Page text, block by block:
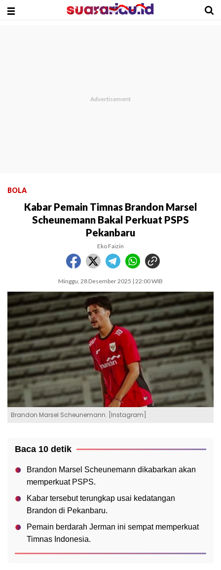
BOLA
Kabar Pemain Timnas Brandon Marsel
Scheunemann Bakal Perkuat PSPS
Pekanbaru
Eko Faizin
Minggu, 28 Desember 2025 | 22:00 WIB
Brandon Marsel Scheunemann. [Instagram]
Baca 10 detik
Brandon Marsel Scheunemann dikabarkan akan
memperkuat PSPS.
Kabar tersebut terungkap usai kedatangan
Brandon di Pekanbaru.
Pemain berdarah Jerman ini sempat memperkuat
Timnas Indonesia.